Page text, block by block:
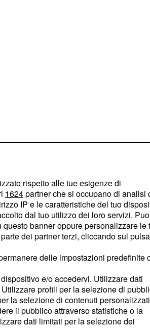
rispetto alle tue esigenze di
1624partner che si occupano di analisi
IP e le caratteristiche del tuo
dal tuo utilizzo dei loro servizi.
questo banner oppure personalizzare le
dei partner terzi, cliccando sul
delle impostazioni predefinite
e/o accedervi. Utilizzare dati
profili per la selezione di
la selezione di contenuti
il pubblico attraverso statistiche o la
dati limitati per la selezione dei